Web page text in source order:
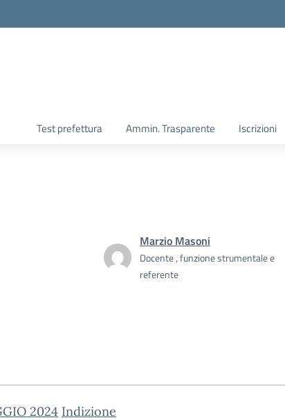
Test prefettura Ammin. Trasparente Iscrizioni
Marzio Masoni
Docente , funzione strumentale e
referente
2024 Indizione